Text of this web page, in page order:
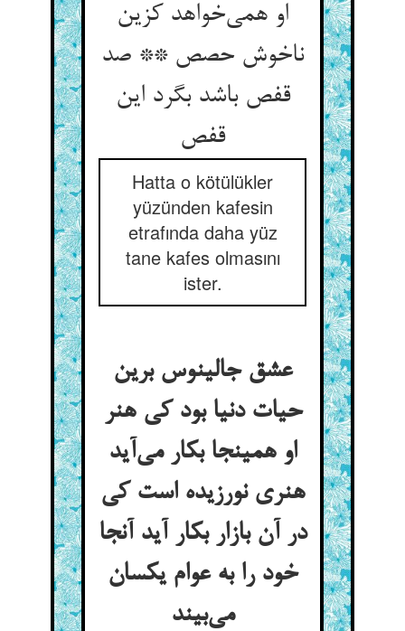
او همی‌خواهد کزین
ناخوش حصص ** صد
قفص باشد بگرد این
قفص
Hatta o kötülükler
yüzünden kafesin
etrafında daha yüz
tane kafes olmasını
ister.
عشق جالینوس برین
حیات دنیا بود کی هنر
او همینجا بکار می‌آید
هنری نورزیده است کی
در آن بازار بکار آید آنجا
خود را به عوام یکسان
می‌بیند